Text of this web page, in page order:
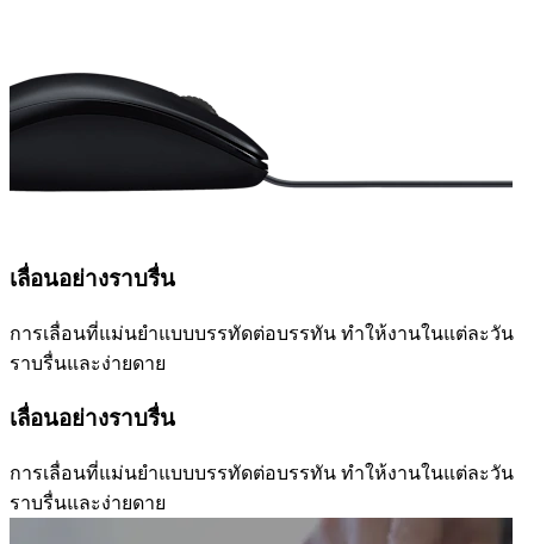
เลื่อนอย่างราบรื่น
การเลื่อนที่แม่นยำแบบบรรทัดต่อบรรทัน ทำให้งานในแต่ละวัน
ราบรื่นและง่ายดาย
เลื่อนอย่างราบรื่น
การเลื่อนที่แม่นยำแบบบรรทัดต่อบรรทัน ทำให้งานในแต่ละวัน
ราบรื่นและง่ายดาย